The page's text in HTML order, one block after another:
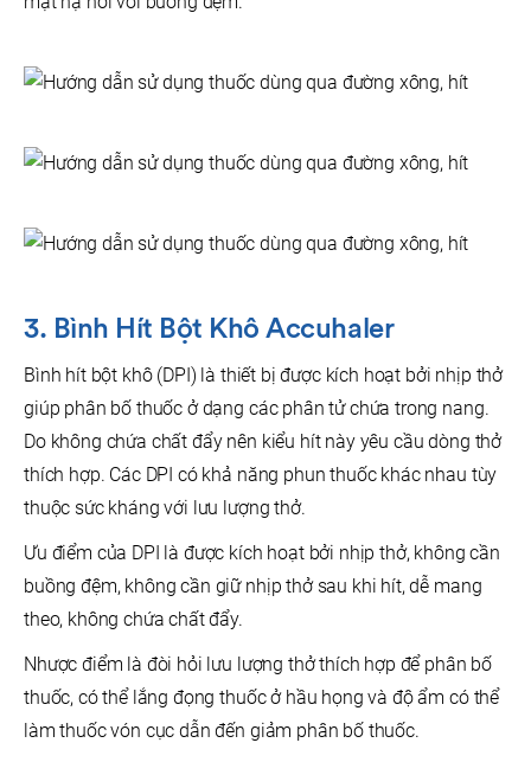
3. Bình Hít Bột Khô Accuhaler
Bình hít bột khô (DPI) là thiết bị được kích hoạt bởi nhịp thở
giúp phân bố thuốc ở dạng các phân tử chứa trong nang.
Do không chứa chất đẩy nên kiểu hít này yêu cầu dòng thở
thích hợp. Các DPI có khả năng phun thuốc khác nhau tùy
thuộc sức kháng với lưu lượng thở.
Ưu điểm của DPI là được kích hoạt bởi nhịp thở, không cần
buồng đệm, không cần giữ nhịp thở sau khi hít, dễ mang
theo, không chứa chất đẩy.
Nhược điểm là đòi hỏi lưu lượng thở thích hợp để phân bố
thuốc, có thể lắng đọng thuốc ở hầu họng và độ ẩm có thể
làm thuốc vón cục dẫn đến giảm phân bố thuốc.